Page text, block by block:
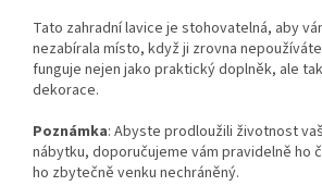
Tato zahradní lavice je stohovatelná, aby
nezabírala místo, když ji zrovna
funguje nejen jako praktický doplněk, ale
dekorace.
Poznámka: Abyste prodloužili životnost
nábytku, doporučujeme vám pravidelně ho
ho zbytečně venku nechráněný.